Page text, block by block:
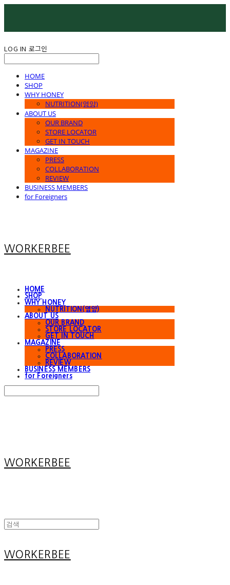
LOG IN 로그인
HOME
SHOP
WHY HONEY
NUTRITION(영양)
ABOUT US
OUR BRAND
STORE LOCATOR
GET IN TOUCH
MAGAZINE
PRESS
COLLABORATION
REVIEW
BUSINESS MEMBERS
for Foreigners
WORKERBEE
HOME
SHOP
WHY HONEY
NUTRITION(영양)
ABOUT US
OUR BRAND
STORE LOCATOR
GET IN TOUCH
MAGAZINE
PRESS
COLLABORATION
REVIEW
BUSINESS MEMBERS
for Foreigners
WORKERBEE
WORKERBEE